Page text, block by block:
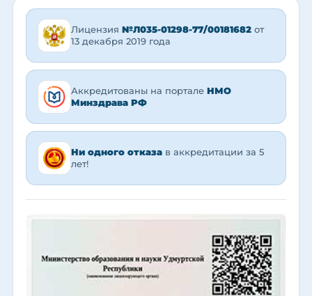
Лицензия №Л035-01298-77/00181682 от
13 декабря 2019 года
Аккредитованы на портале НМО
Минздрава РФ
Ни одного отказа в аккредитации за 5
лет!